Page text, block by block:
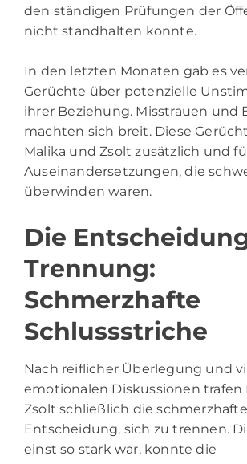
den ständigen Prüfungen der
nicht standhalten konnte.
In den letzten Monaten gab es
Gerüchte über potenzielle
ihrer Beziehung. Misstrauen und
machten sich breit. Diese
Malika und Zsolt zusätzlich und
Auseinandersetzungen, die
überwinden waren.
Die
Trennung:
Schmerzhafte
Schlussstriche
Nach reiflicher Überlegung und
emotionalen Diskussionen trafen
Zsolt schließlich die schmerzhafte
Entscheidung, sich zu trennen.
einst so stark war, konnte die